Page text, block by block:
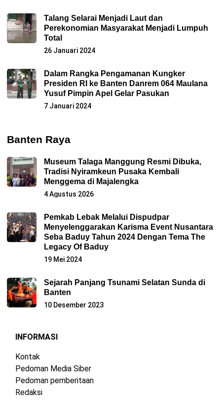
Talang Selarai Menjadi Laut dan
Perekonomian Masyarakat Menjadi Lumpuh
Total
26 Januari 2024
Dalam Rangka Pengamanan Kungker
Presiden RI ke Banten Danrem 064 Maulana
Yusuf Pimpin Apel Gelar Pasukan
7 Januari 2024
Banten Raya
Museum Talaga Manggung Resmi Dibuka,
Tradisi Nyiramkeun Pusaka Kembali
Menggema di Majalengka
4 Agustus 2026
Pemkab Lebak Melalui Dispudpar
Menyelenggarakan Karisma Event Nusantara
Seba Baduy Tahun 2024 Dengan Tema The
Legacy Of Baduy
19 Mei 2024
Sejarah Panjang Tsunami Selatan Sunda di
Banten
10 Desember 2023
INFORMASI
Kontak
Pedoman Media Siber
Pedoman pemberitaan
Redaksi